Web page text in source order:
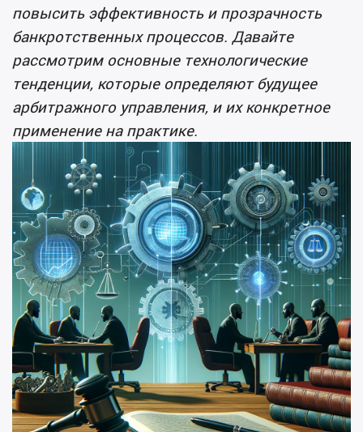
повысить эффективность и прозрачность
банкротственных процессов. Давайте
рассмотрим основные технологические
тенденции, которые определяют будущее
арбитражного управления, и их конкретное
применение на практике.